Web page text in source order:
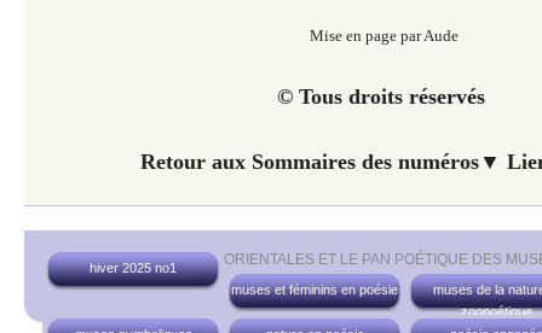
Mise en page par Aude
© Tous droits réservés
Retour aux Sommaires des numéros▼
ORIENTALES ET LE PAN POÉTIQUE DES
hiver 2025 no1
muses et féminins en poésie
muses de la
zoopoétique